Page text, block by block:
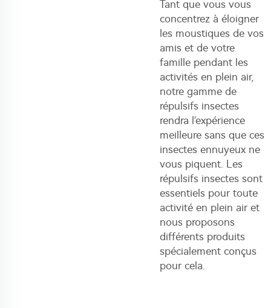
Tant que vous vous
concentrez à éloigner
les moustiques de vos
amis et de votre
famille pendant les
activités en plein air,
notre gamme de
répulsifs insectes
rendra l'expérience
meilleure sans que ces
insectes ennuyeux ne
vous piquent. Les
répulsifs insectes sont
essentiels pour toute
activité en plein air et
nous proposons
différents produits
spécialement conçus
pour cela.